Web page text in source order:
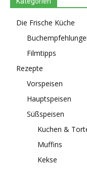
Die Frische Küche
Filmtipps
Rezepte
Vorspeisen
Hauptspeisen
Süßspeisen
Kuchen &
Muffins
Kekse